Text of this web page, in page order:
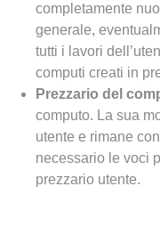
completamente
generale,
tutti i lavori
computi creati in
Prezzario del
computo. La sua
utente e rimane
necessario le voci
prezzario utente.